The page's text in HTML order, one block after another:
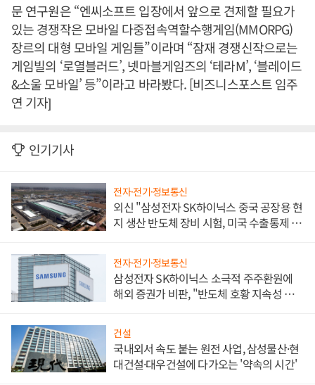
문 연구원은 “엔씨소프트 입장에서 앞으로 견제할 필요가
있는 경쟁작은 모바일 다중접속역할수행게임(MMORPG)
장르의 대형 모바일 게임들”이라며 “잠재 경쟁신작으로는
게임빌의 ‘로열블러드’, 넷마블게임즈의 ‘테라M’, ‘블레이드
&소울 모바일’ 등”이라고 바라봤다. [비즈니스포스트 임주
연 기자]
인기기사
전자·전기·정보통신
외신 "삼성전자 SK하이닉스 중국 공장용 현
지 생산 반도체 장비 시험, 미국 수출통제 대
전자·전기·정보통신
삼성전자 SK하이닉스 소극적 주주환원에
해외 증권가 비판, "반도체 호황 지속성 의
건설
국내외서 속도 붙는 원전 사업, 삼성물산·현
대건설·대우건설에 다가오는 '약속의 시간'